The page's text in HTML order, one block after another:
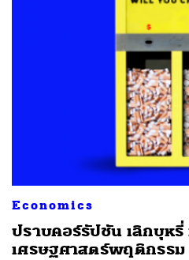
Economics
ปราบคอร์รัปชัน เลิกบุห
เศรษฐศาสตร์พฤติกรรม